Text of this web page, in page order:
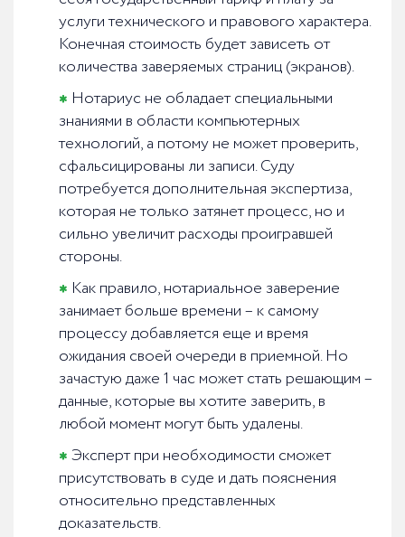
услуги технического и правового характера.
Конечная стоимость будет зависеть от
количества заверяемых страниц (экранов).
Нотариус не обладает специальными
знаниями в области компьютерных
технологий, а потому не может проверить,
сфальсицированы ли записи. Суду
потребуется дополнительная экспертиза,
которая не только затянет процесс, но и
сильно увеличит расходы проигравшей
стороны.
Как правило, нотариальное заверение
занимает больше времени – к самому
процессу добавляется еще и время
ожидания своей очереди в приемной. Но
зачастую даже 1 час может стать решающим –
данные, которые вы хотите заверить, в
любой момент могут быть удалены.
Эксперт при необходимости сможет
присутствовать в суде и дать пояснения
относительно представленных
доказательств.